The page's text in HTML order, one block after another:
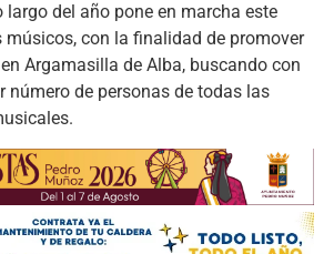
del año pone en marcha este
músicos, con la finalidad de promover
Argamasilla de Alba, buscando con
número de personas de todas las